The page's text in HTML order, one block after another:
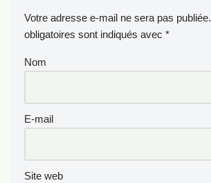
Votre adresse e-mail ne sera pas publiée.
obligatoires sont indiqués avec *
Nom
E-mail
Site web